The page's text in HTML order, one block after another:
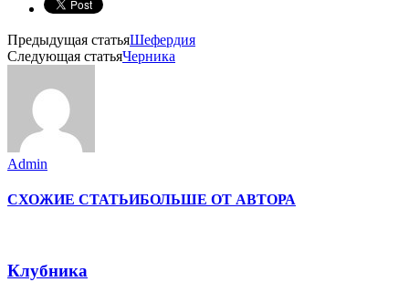
Предыдущая статьяШефердия
Следующая статьяЧерника
Admin
СХОЖИЕ СТАТЬИБОЛЬШЕ ОТ АВТОРА
Клубника